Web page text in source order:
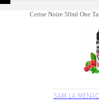
Cerise Noire 50ml One
SAM LA